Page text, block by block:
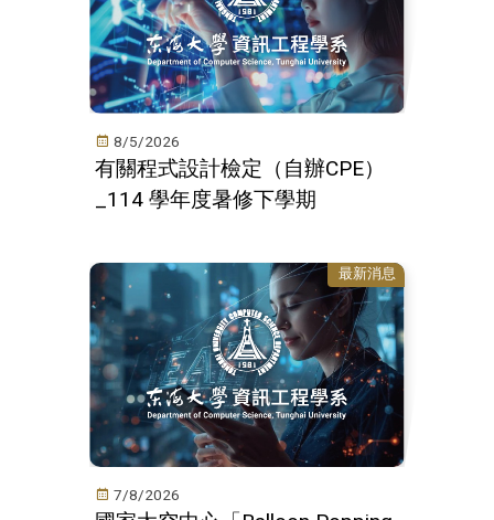
8/5/2026
有關程式設計檢定（自辦CPE）
_114 學年度暑修下學期
最新消息
7/8/2026